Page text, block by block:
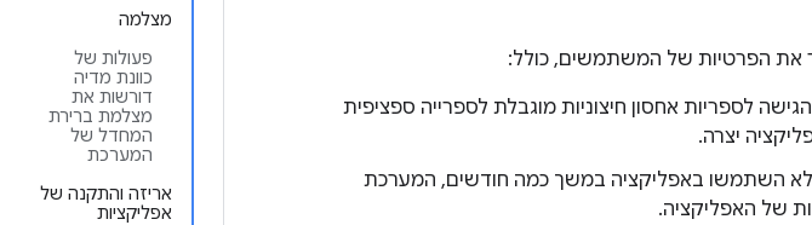
מצלמה
פעולות של
כוונת מדיה
דורשות את
מצלמת ברירת
המחדל של
המערכת
אריזה והתקנה של
אפליקציות
הגישה לספריות אחסון חיצוניות מוגבלת לספרייה ספציפית
יצרה.
השתמשו באפליקציה במשך כמה חודשים, המערכת
של האפליקציה.